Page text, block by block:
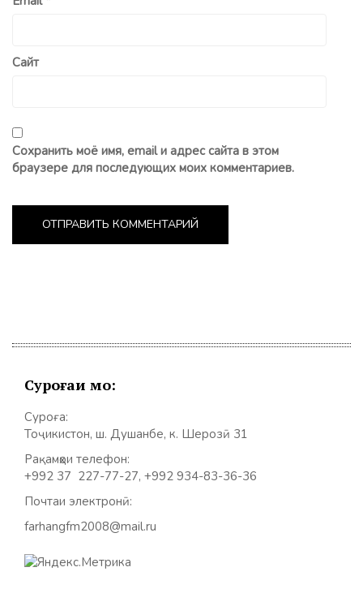
Сайт
Сохранить моё имя, email и адрес сайта в этом
браузере для последующих моих комментариев.
Суроғаи мо:
Суроға:
Тоҷикистон, ш. Душанбе, к. Шерозӣ 31
Рақамҳои телефон:
+992 37 227-77-27, +992 934-83-36-36
Почтаи электронӣ:
farhangfm2008@mail.ru